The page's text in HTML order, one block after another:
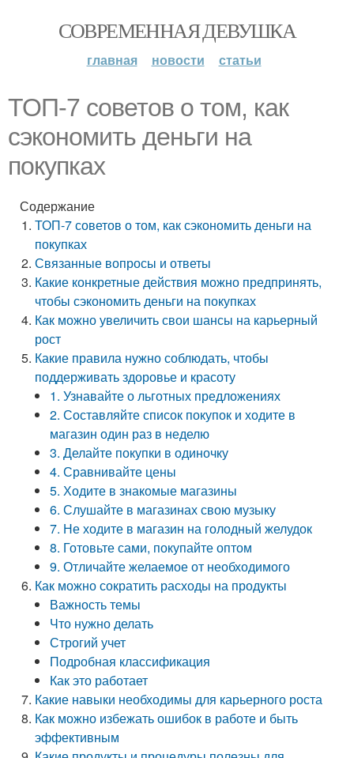
СОВРЕМЕННАЯ ДЕВУШКА
главная новости статьи
ТОП-7 советов о том, как
сэкономить деньги на
покупках
Содержание
ТОП-7 советов о том, как сэкономить деньги на
покупках
Связанные вопросы и ответы
Какие конкретные действия можно предпринять,
чтобы сэкономить деньги на покупках
Как можно увеличить свои шансы на карьерный
рост
Какие правила нужно соблюдать, чтобы
поддерживать здоровье и красоту
1. Узнавайте о льготных предложениях
2. Составляйте список покупок и ходите в
магазин один раз в неделю
3. Делайте покупки в одиночку
4. Сравнивайте цены
5. Ходите в знакомые магазины
6. Слушайте в магазинах свою музыку
7. Не ходите в магазин на голодный желудок
8. Готовьте сами, покупайте оптом
9. Отличайте желаемое от необходимого
Как можно сократить расходы на продукты
Важность темы
Что нужно делать
Строгий учет
Подробная классификация
Как это работает
Какие навыки необходимы для карьерного роста
Как можно избежать ошибок в работе и быть
эффективным